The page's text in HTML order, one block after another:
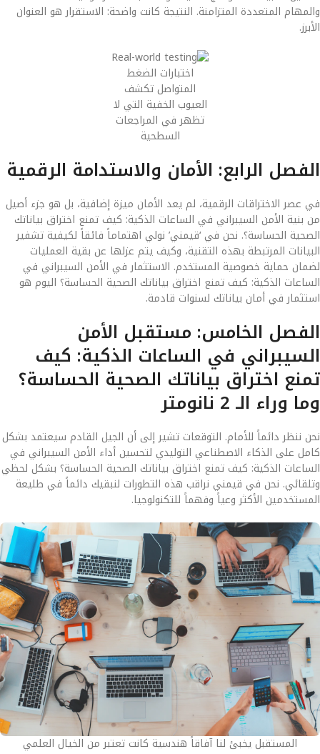
والمهام المتعددة المتزامنة. النتيجة كانت واضحة: الاستقرار هو العنوان
الأبرز.
اختبارات الضغط
المتواصل تكشف
العيوب الخفية التي لا
تظهر في المراجعات
السطحية
الفصل الرابع: الأمان والاستدامة الرقمية
في عصر الاختراقات الرقمية، لم يعد الأمان ميزة إضافية، بل هو جزء أصيل
من بنية الأمن السيبراني في الساعات الذكية: كيف تمنع اختراق بياناتك
الصحية الحساسة؟. نحن في ‘قيمني’ نولي اهتماماً فائقاً لكيفية تشفير
البيانات المرتبطة بهذه التقنية، وكيف يتم عزلها عن بقية العمليات
لضمان حماية خصوصية المستخدم. الاستثمار في الأمن السيبراني في
الساعات الذكية: كيف تمنع اختراق بياناتك الصحية الحساسة؟ اليوم هو
استثمار في أمان بياناتك لسنوات قادمة.
الفصل الخامس: مستقبل الأمن
السيبراني في الساعات الذكية: كيف
تمنع اختراق بياناتك الصحية الحساسة؟
وما وراء الـ 2 نانومتر
نحن ننظر دائماً للأمام. التوقعات تشير إلى أن الجيل القادم سيعتمد بشكل
كامل على الذكاء الاصطناعي التوليدي لتحسين أداء الأمن السيبراني في
الساعات الذكية: كيف تمنع اختراق بياناتك الصحية الحساسة؟ بشكل لحظي
وتلقائي. نحن في قيمني نراقب هذه التطورات لنبقيك دائماً في طليعة
المستخدمين الأكثر وعياً وفهماً للتكنولوجيا.
المستقبل يخبئ لنا آفاقاً هندسية كانت تعتبر من الخيال العلمي